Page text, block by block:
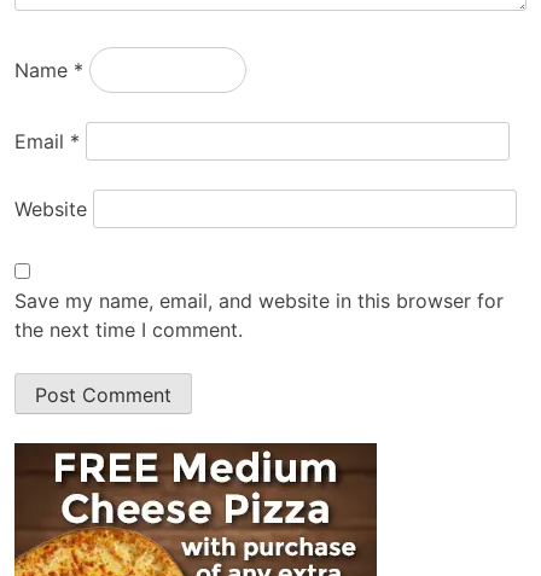
Name *
Email *
Website
Save my name, email, and website in this browser for
the next time I comment.